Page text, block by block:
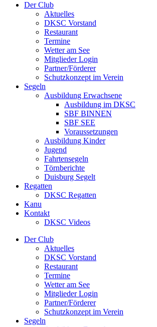
Der Club
Aktuelles
DKSC Vorstand
Restaurant
Termine
Wetter am See
Mitglieder Login
Partner/Förderer
Schutzkonzept im Verein
Segeln
Ausbildung Erwachsene
Ausbildung im DKSC
SBF BINNEN
SBF SEE
Voraussetzungen
Ausbildung Kinder
Jugend
Fahrtensegeln
Törnberichte
Duisburg Segelt
Regatten
DKSC Regatten
Kanu
Kontakt
DKSC Videos
Der Club
Aktuelles
DKSC Vorstand
Restaurant
Termine
Wetter am See
Mitglieder Login
Partner/Förderer
Schutzkonzept im Verein
Segeln